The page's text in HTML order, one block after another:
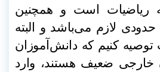
ریاضیات است و همچنین
لازم می‌باشد و البته
کنیم که دانش‌آموزان
خارجی ضعیف هستند، وارد